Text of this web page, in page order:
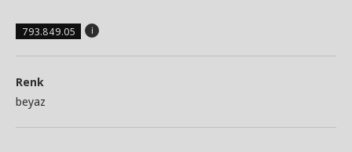
793.849.05
Renk
beyaz